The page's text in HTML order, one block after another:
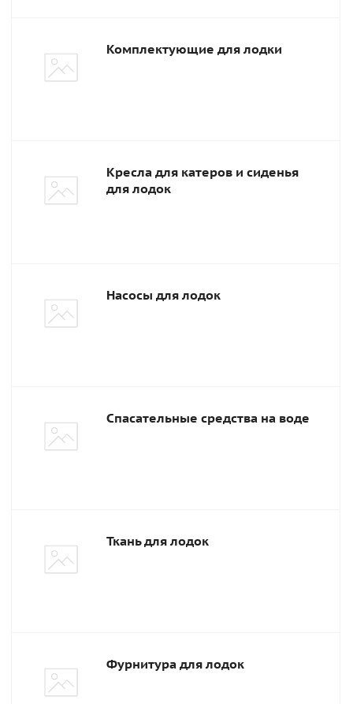
Комплектующие для лодки
Кресла для катеров и сиденья
для лодок
Насосы для лодок
Спасательные средства на воде
Ткань для лодок
Фурнитура для лодок